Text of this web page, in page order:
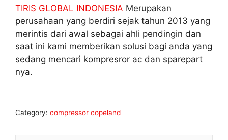
TIRIS GLOBAL INDONESIA Merupakan
perusahaan yang berdiri sejak tahun 2013 yang
merintis dari awal sebagai ahli pendingin dan
saat ini kami memberikan solusi bagi anda yang
sedang mencari kompresror ac dan sparepart
nya.
Category: compressor copeland